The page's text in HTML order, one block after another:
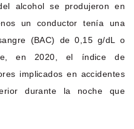
alcohol se produjeron en
un conductor tenía una
(BAC) de 0,15 g/dL o
en 2020, el índice de
implicados en accidentes
durante la noche que